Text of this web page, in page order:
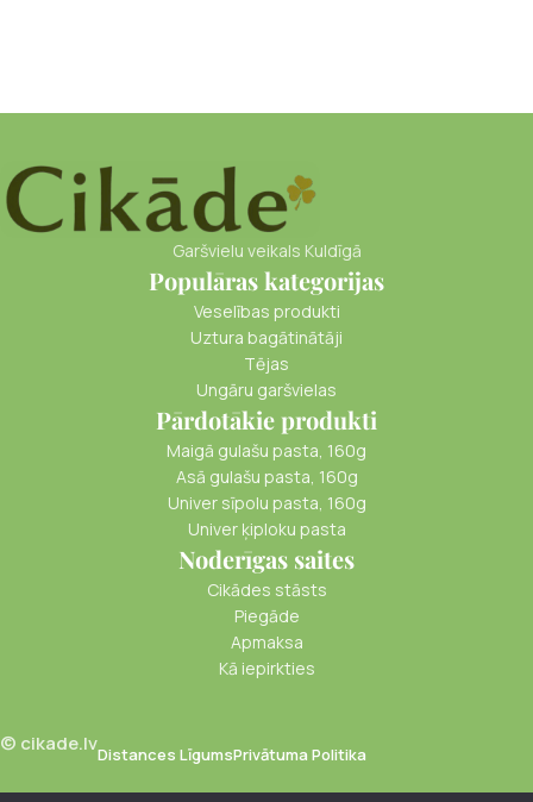
Garšvielu veikals Kuldīgā
Populāras kategorijas
Veselības produkti
Uztura bagātinātāji
Tējas
Ungāru garšvielas
Pārdotākie produkti
Maigā gulašu pasta, 160g
Asā gulašu pasta, 160g
Univer sīpolu pasta, 160g
Univer ķiploku pasta
Noderīgas saites
Cikādes stāsts
Piegāde
Apmaksa
Kā iepirkties
© cikade.lvDistances LīgumsPrivātuma Politika